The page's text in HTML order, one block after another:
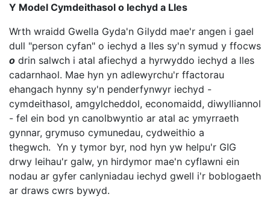
Y Model Cymdeithasol o Iechyd a Lles
Wrth wraidd Gwella Gyda'n Gilydd mae'r angen i gael
dull "person cyfan" o iechyd a lles sy'n symud y ffocws
o drin salwch i atal afiechyd a hyrwyddo iechyd a lles
cadarnhaol. Mae hyn yn adlewyrchu'r ffactorau
ehangach hynny sy'n penderfynwyr iechyd -
cymdeithasol, amgylcheddol, economaidd, diwylliannol
- fel ein bod yn canolbwyntio ar atal ac ymyrraeth
gynnar, grymuso cymunedau, cydweithio a
thegwch. Yn y tymor byr, nod hyn yw helpu'r GIG
drwy leihau'r galw, yn hirdymor mae'n cyflawni ein
nodau ar gyfer canlyniadau iechyd gwell i'r boblogaeth
ar draws cwrs bywyd.